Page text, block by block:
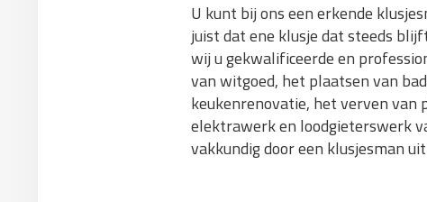
U kunt bij ons een erkende
juist dat ene klusje dat steeds
wij u gekwalificeerde en
van witgoed, het plaatsen van
keukenrenovatie, het verven van
elektrawerk en loodgieterswerk
vakkundig door een klusjesman